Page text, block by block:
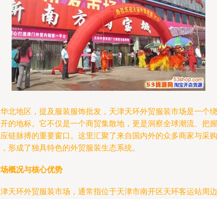
北地区，提及服装服饰批发，天津天环外贸服装市场是一个绕
的地标。它不仅是一个商贸集散地，更是洞察全球潮流、把握
链脉搏的重要窗口。这里汇聚了来自国内外的众多商家与采购
形成了独具特色的外贸服装生态系统。
概况与核心优势
天环外贸服装市场，通常指位于天津市南开区天环客运站周边